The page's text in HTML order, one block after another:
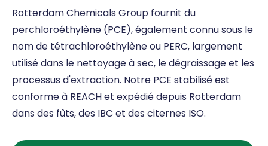
Rotterdam Chemicals Group fournit du
perchloroéthylène (PCE), également connu sous le
nom de tétrachloroéthylène ou PERC, largement
utilisé dans le nettoyage à sec, le dégraissage et les
processus d'extraction. Notre PCE stabilisé est
conforme à REACH et expédié depuis Rotterdam
dans des fûts, des IBC et des citernes ISO.